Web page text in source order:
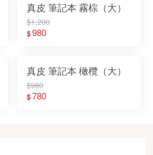
真皮 筆記本 霧棕（大）
$1,200
$980
真皮 筆記本 橄欖（大）
$980
$780